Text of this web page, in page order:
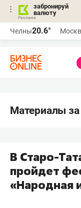
забронируй
валюту
Челны20.6°
Материалы за
В Старо-
пройдет
«Народная